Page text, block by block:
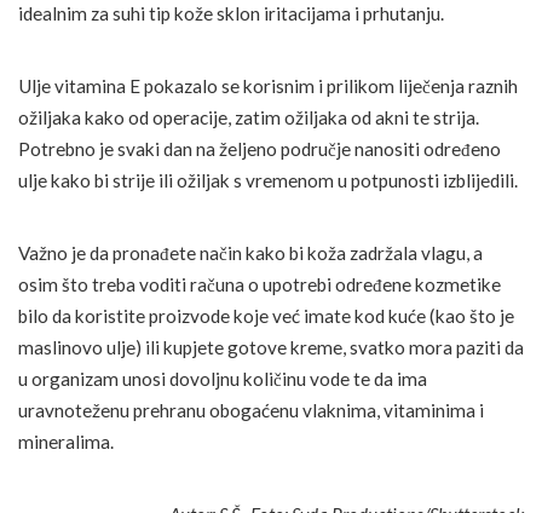
idealnim za suhi tip kože sklon iritacijama i prhutanju.
Ulje vitamina E pokazalo se korisnim i prilikom liječenja raznih
ožiljaka kako od operacije, zatim ožiljaka od akni te strija.
Potrebno je svaki dan na željeno područje nanositi određeno
ulje kako bi strije ili ožiljak s vremenom u potpunosti izblijedili.
Važno je da pronađete način kako bi koža zadržala vlagu, a
osim što treba voditi računa o upotrebi određene kozmetike
bilo da koristite proizvode koje već imate kod kuće (kao što je
maslinovo ulje) ili kupjete gotove kreme, svatko mora paziti da
u organizam unosi dovoljnu količinu vode te da ima
uravnoteženu prehranu obogaćenu vlaknima, vitaminima i
mineralima.